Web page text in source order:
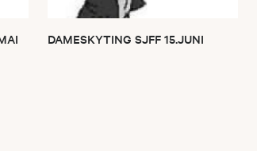
DAMESKYTING SJFF 15.JUNI